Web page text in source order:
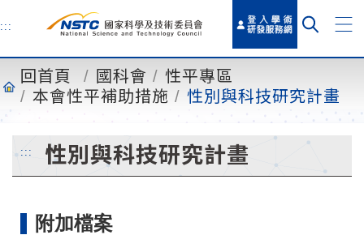
主
容
:::
回首頁 國科會
性平專區
本會性平補助措施
性別與科技研究計畫
::: 性別與科技研究計畫
附加檔案